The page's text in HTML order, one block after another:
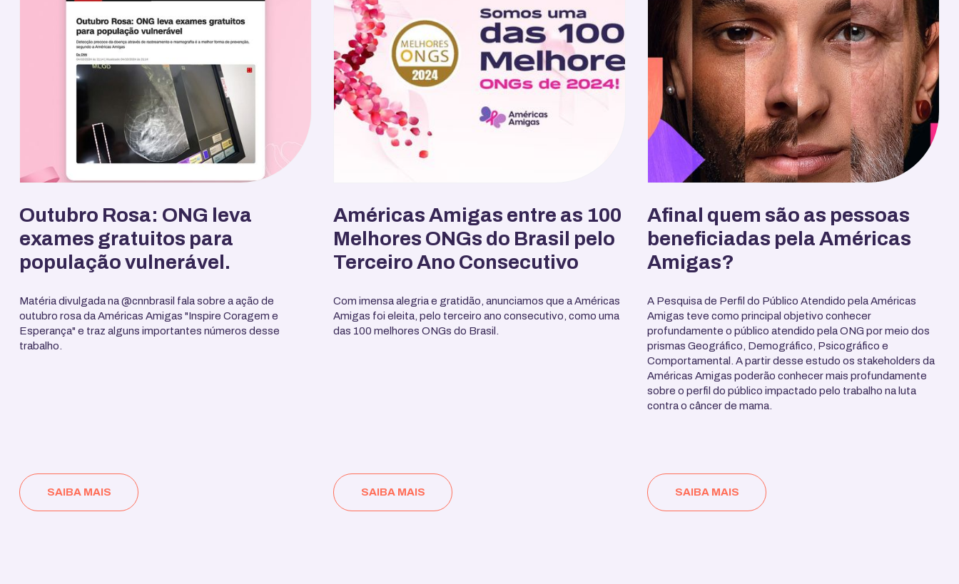
Outubro Rosa: ONG leva
exames gratuitos para
população vulnerável.
Matéria divulgada na @cnnbrasil fala sobre a ação de
outubro rosa da Américas Amigas "Inspire Coragem e
Esperança" e traz alguns importantes números desse
trabalho.
SAIBA MAIS
Américas Amigas entre as 100
Melhores ONGs do Brasil pelo
Terceiro Ano Consecutivo
Com imensa alegria e gratidão, anunciamos que a Américas
Amigas foi eleita, pelo terceiro ano consecutivo, como uma
das 100 melhores ONGs do Brasil.
SAIBA MAIS
Afinal quem são as pessoas
beneficiadas pela Américas
Amigas?
A Pesquisa de Perfil do Público Atendido pela Américas
Amigas teve como principal objetivo conhecer
profundamente o público atendido pela ONG por meio dos
prismas Geográfico, Demográfico, Psicográfico e
Comportamental. A partir desse estudo os stakeholders da
Américas Amigas poderão conhecer mais profundamente
sobre o perfil do público impactado pelo trabalho na luta
contra o câncer de mama.
SAIBA MAIS